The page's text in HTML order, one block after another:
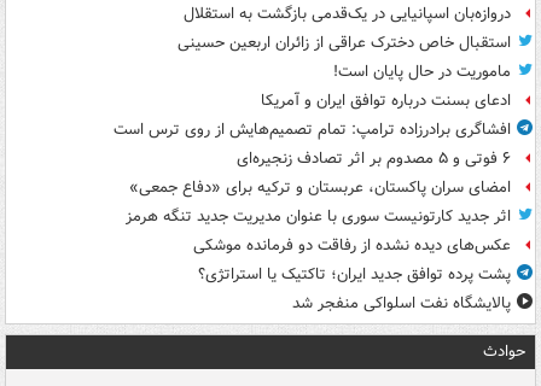
دروازه‌بان اسپانیایی در یک‌قدمی بازگشت به استقلال
استقبال خاص دخترک عراقی از زائران اربعین حسینی
ماموریت در حال پایان است!
ادعای بسنت درباره توافق ایران و آمریکا
افشاگری برادرزاده ترامپ: تمام تصمیم‌هایش از روی ترس است
۶ فوتی و ۵ مصدوم بر اثر تصادف زنجیره‌ای
امضای سران پاکستان، عربستان و ترکیه برای «دفاع جمعی»
اثر جدید کارتونیست سوری با عنوان مدیریت جدید تنگه هرمز
عکس‌های دیده نشده از رفاقت دو فرمانده‌ موشکی
پشت پرده توافق جدید ایران؛ تاکتیک یا استراتژی؟
پالایشگاه نفت اسلواکی منفجر شد
حوادث